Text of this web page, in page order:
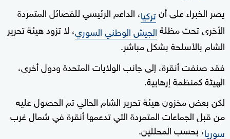
يصر الخبراء على أنتركيا، الداعم الرئيسي للفصائل المتمردة
الأخرى تحت مظلةالجيش الوطني السوري، لا تزود هيئة تحرير
الشام بالأسلحة بشكل مباشر.
فقد صنفت أنقرة، إلى جانب الولايات المتحدة ودول أخرى،
الهيئة كمنظمة إرهابية.
لكن بعض مخزون هيئة تحرير الشام الحالي تم الحصول عليه
من قبل الجماعات المتمردة التي تدعمها أنقرة في شمال غرب
سوريا، بحسب المحللين.